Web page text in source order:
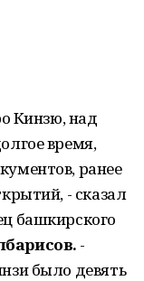
Кинзю, над
время,
ранее
- сказал
башкирского
-
было девять